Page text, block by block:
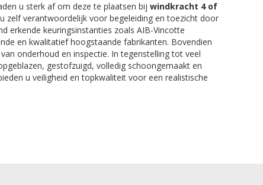
u sterk af om deze te plaatsen bij windkracht 4 of
zelf verantwoordelijk voor begeleiding en toezicht door
erkende keuringsinstanties zoals AIB-Vincotte
en kwalitatief hoogstaande fabrikanten. Bovendien
onderhoud en inspectie. In tegenstelling tot veel
gestofzuigd, volledig schoongemaakt en
u veiligheid en topkwaliteit voor een realistische